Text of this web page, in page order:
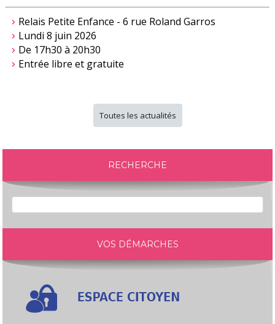
Relais Petite Enfance - 6 rue Roland Garros
Lundi 8 juin 2026
De 17h30 à 20h30
Entrée libre et gratuite
Toutes les actualités
RECHERCHE
VOS DÉMARCHES